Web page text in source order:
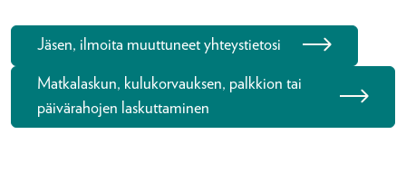
Jäsen, ilmoita muuttuneet yhteystietosi
Matkalaskun, kulukorvauksen, palkkion tai
päivärahojen laskuttaminen